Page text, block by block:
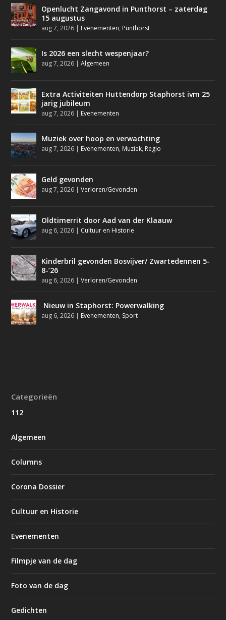
Openlucht Zangavond in Punthorst – zaterdag
15 augustus
aug 7, 2026 | Evenementen, Punthorst
Is 2026 een slecht wespenjaar?
aug 7, 2026 |Algemeen
Extra Activiteiten Huttendorp Staphorst ivm 25
jarig jubileum
aug 7, 2026 | Evenementen
Muziek over hoop en verwachting
aug 7, 2026 | Evenementen, Muziek, Regio
Geld gevonden
aug 7, 2026 |Verloren/Gevonden
Oldtimerrit door Aad van der Klaauw
aug 6, 2026 | Cultuur en Historie
Kinderbril gevonden Bosvijver/ Zwartedennen 5-
8-’26
aug 6, 2026 |Verloren/Gevonden
Nieuw in Staphorst: Powerwalking
aug 6, 2026 | Evenementen, Sport
Categorieën
112
Algemeen
Columns
Corona Dossier
Cultuur en Historie
Evenementen
Filmpje van de dag
Foto van de dag
Gedichten